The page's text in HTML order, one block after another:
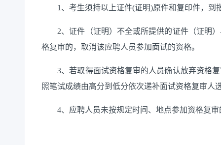
1、考生须持以上证件(证明)原件和复印件，到
2、证件（证明）不全或所提供的证件（证明）
格复审的，取消该应聘人员参加面试的资格。
3、若取得面试资格复审的人员确认放弃资格复
照笔试成绩由高分到低分依次递补面试资格复审人
4、应聘人员未按规定时间、地点参加资格复审